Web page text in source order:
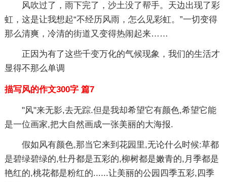
风吹过了，雨下完了，沙土没了帮手。天边出现了彩
虹，这是让我想起“不经历风雨，怎么见彩虹。”一切变得
那么清爽，冷清的街道又变得热闹起来……
正因为有了这些千变万化的气候现象，我们的生活才
显得不那么单调
描写风的作文300字 篇7
"风"来无影,去无踪.但是我却希望它有颜色,希望它能
是一位画家,把大自然画成一张美丽的大海报.
假如风有颜色,那当它来到花园里,无论什么时候:草都
是碧绿碧绿的,牡丹都是五彩的,柳树都是嫩青的,月季都是
艳红的,桃花都是粉红的......让美丽的公园四季五彩,四季